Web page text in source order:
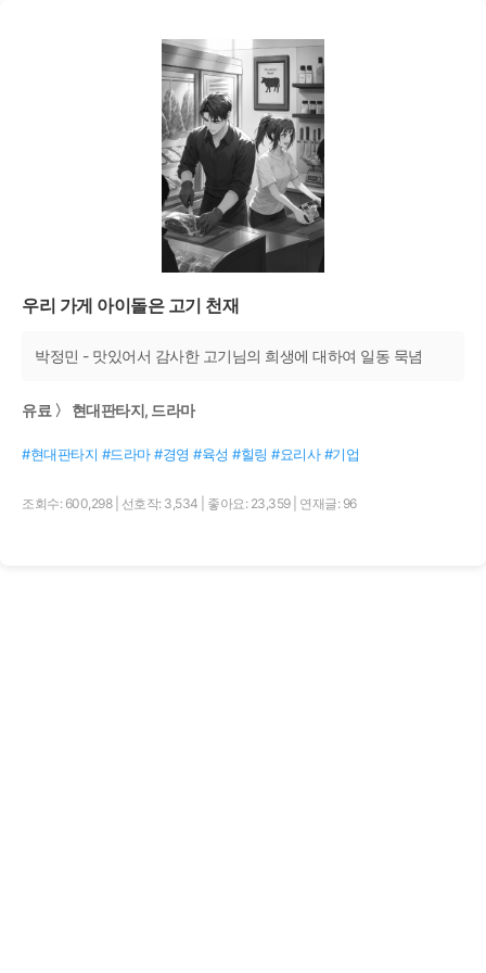
우리 가게 아이돌은 고기 천재
박정민 - 맛있어서 감사한 고기님의 희생에 대하여 일동 묵념
유료 〉 현대판타지, 드라마
#현대판타지 #드라마 #경영 #육성 #힐링 #요리사 #기업
조회수: 600,298 선호작: 3,534 좋아요: 23,359 연재글: 96